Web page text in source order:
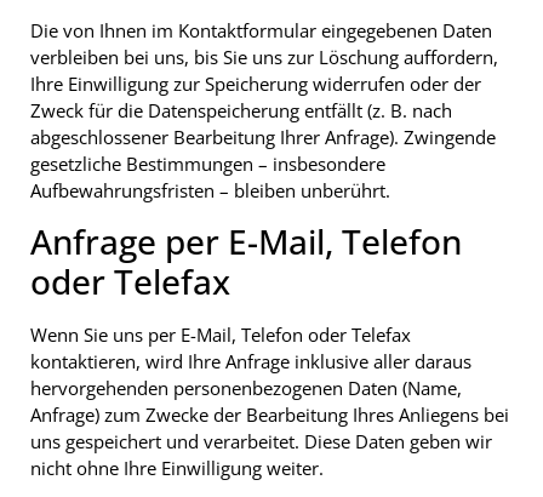
Die von Ihnen im Kontaktformular eingegebenen Daten
verbleiben bei uns, bis Sie uns zur Löschung auffordern,
Ihre Einwilligung zur Speicherung widerrufen oder der
Zweck für die Datenspeicherung entfällt (z. B. nach
abgeschlossener Bearbeitung Ihrer Anfrage). Zwingende
gesetzliche Bestimmungen – insbesondere
Aufbewahrungsfristen – bleiben unberührt.
Anfrage per E-Mail, Telefon
oder Telefax
Wenn Sie uns per E-Mail, Telefon oder Telefax
kontaktieren, wird Ihre Anfrage inklusive aller daraus
hervorgehenden personenbezogenen Daten (Name,
Anfrage) zum Zwecke der Bearbeitung Ihres Anliegens bei
uns gespeichert und verarbeitet. Diese Daten geben wir
nicht ohne Ihre Einwilligung weiter.